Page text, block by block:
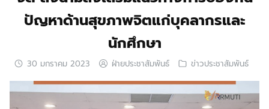
ปัญหาด้านสุขภาพจิตแก่บุคลากรและ
นักศึกษา
30 มกราคม 2023 ฝ่ายประชาสัมพันธ์ ข่าวประชาสัมพันธ์